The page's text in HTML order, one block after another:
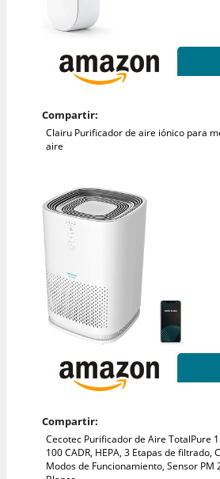
Compartir:
Clairu Purificador de aire iónico para
aire
Compartir:
Cecotec Purificador de Aire TotalPure
100 CADR, HEPA, 3 Etapas de filtrado,
Modos de Funcionamiento, Sensor PM